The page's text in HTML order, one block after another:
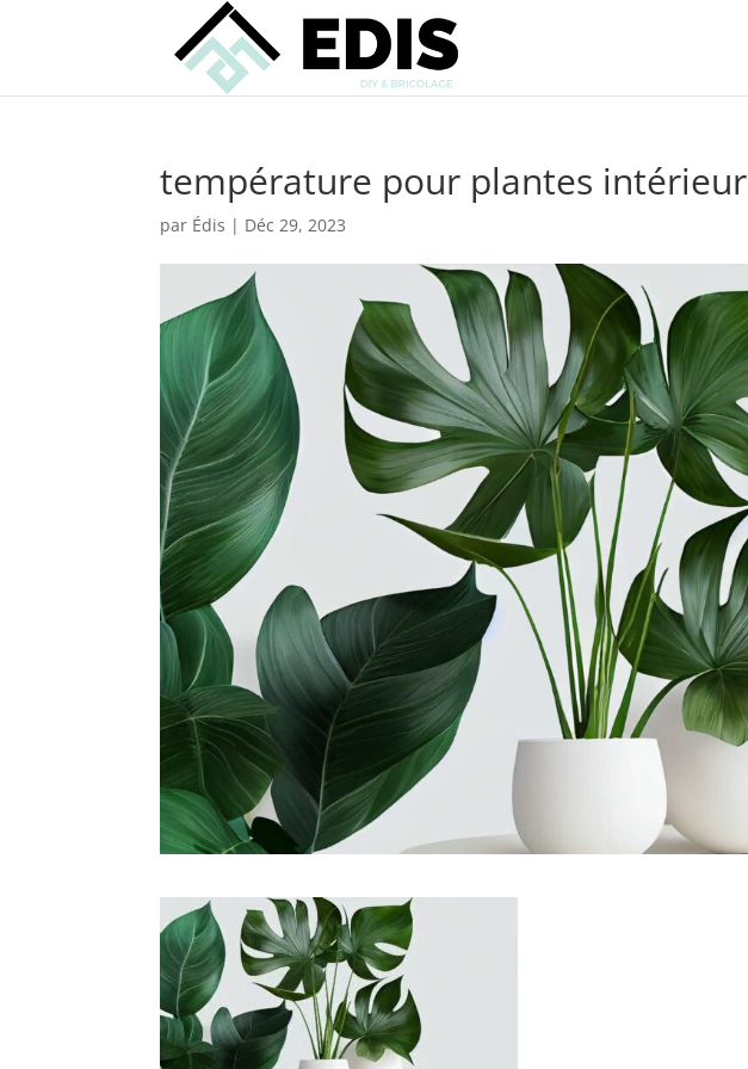
température pour plantes intérieur
par Édis | Déc 29, 2023